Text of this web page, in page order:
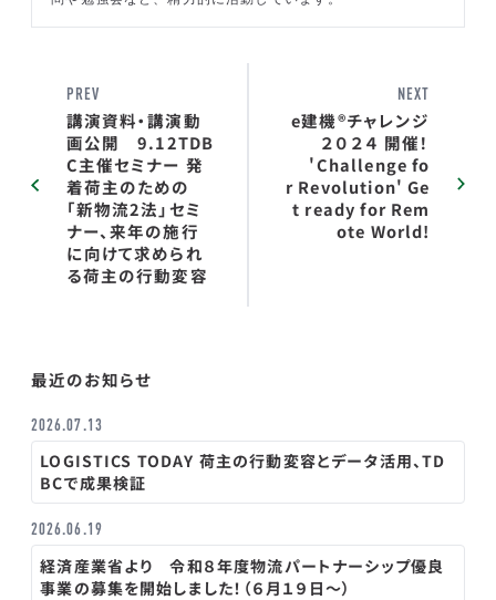
PREV
講演資料・講演動
画公開 9.12TDB
C主催セミナー 発
着荷主のための
「新物流2法」セミ
ナー、来年の施行
に向けて求められ
る荷主の行動変容
NEXT
e建機®チャレンジ
２０２４ 開催！
'Challenge fo
r Revolution' Ge
t ready for Rem
ote World!
最近のお知らせ
2026.07.13
LOGISTICS TODAY 荷主の行動変容とデータ活用、TD
BCで成果検証
2026.06.19
経済産業省より 令和８年度物流パートナーシップ優良
事業の募集を開始しました！（６月１９日～）